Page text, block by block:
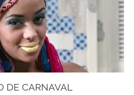
DE CARNAVAL